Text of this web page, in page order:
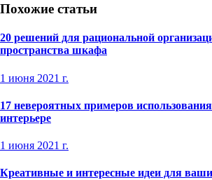
Похожие статьи
20 решений для рациональной
пространства шкафа
1 июня 2021 г.
17 невероятных примеров
интерьере
1 июня 2021 г.
Креативные и интересные идеи для